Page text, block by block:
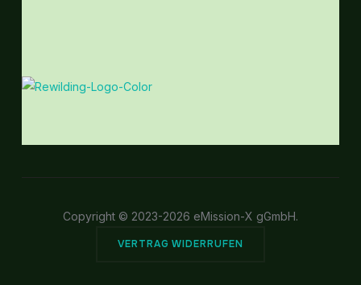
Copyright © 2023-2026 eMission-X gGmbH.
VERTRAG WIDERRUFEN